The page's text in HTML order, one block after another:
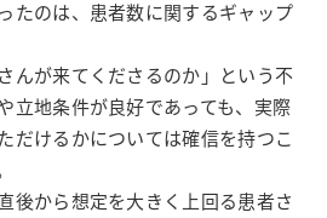
たのは、患者数に関するギャップ
んが来てくださるのか」という不
立地条件が良好であっても、実際
だけるかについては確信を持つこ
後から想定を大きく上回る患者さ